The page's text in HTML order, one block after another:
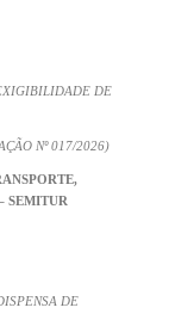
DE
Nº 017/2026)
SEMITUR
DE